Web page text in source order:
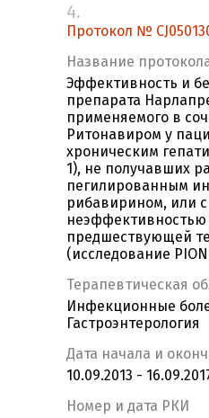
4.
Протокол №
Название
Эффективность и
препарата
применяемого в
Ритонавиром у
хроническим
1), не получавших
пегилированным
рибавирином, или с
неэффективностью
предшествующей
(исследование
Терапевтическая
Инфекционные
Гастроэнтерология
Дата начала и
10.09.2013 -
Номер и дата РКИ